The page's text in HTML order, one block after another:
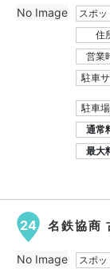
スポ
住
営業
駐車
駐車
通常
最大
No Image
24 名鉄協商
スポ
No Image